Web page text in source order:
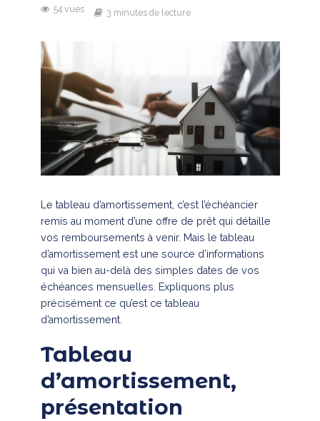
54 vues 3 minutes de lecture
Le tableau d’amortissement, c’est l’échéancier
remis au moment d’une offre de prêt qui détaille
vos remboursements à venir. Mais le tableau
d’amortissement est une source d’informations
qui va bien au-delà des simples dates de vos
échéances mensuelles. Expliquons plus
précisément ce qu’est ce tableau
d’amortissement.
Tableau
d’amortissement,
présentation